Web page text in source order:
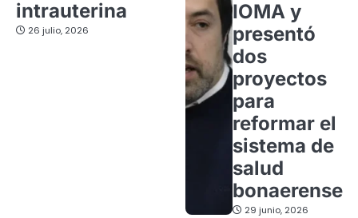
intrauterina
26 julio, 2026
IOMA y
presentó
dos
proyectos
para
reformar el
sistema de
salud
bonaerense
29 junio, 2026